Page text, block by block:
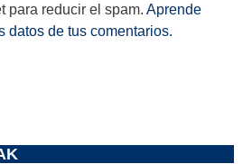
para reducir el spam. Aprende
datos de tus comentarios.